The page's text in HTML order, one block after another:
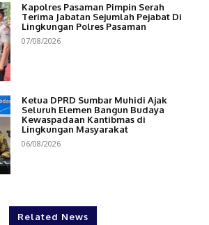
Kapolres Pasaman Pimpin Serah
Terima Jabatan Sejumlah Pejabat Di
Lingkungan Polres Pasaman
07/08/2026
Ketua DPRD Sumbar Muhidi Ajak
Seluruh Elemen Bangun Budaya
Kewaspadaan Kantibmas di
Lingkungan Masyarakat
06/08/2026
Related News